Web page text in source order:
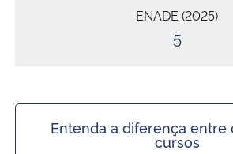
ENADE (2025)
5
Entenda a diferença entre
cursos